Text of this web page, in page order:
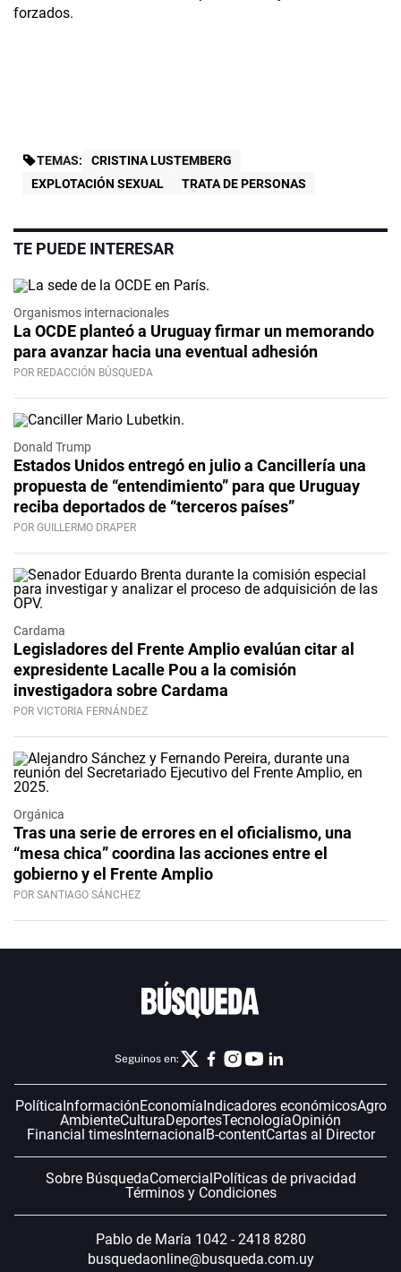
forzados.
TEMAS:
CRISTINA LUSTEMBERG
EXPLOTACIÓN SEXUAL
TRATA DE PERSONAS
TE PUEDE INTERESAR
Organismos internacionales
La OCDE planteó a Uruguay firmar un memorando
para avanzar hacia una eventual adhesión
POR REDACCIÓN BÚSQUEDA
Donald Trump
Estados Unidos entregó en julio a Cancillería una
propuesta de “entendimiento” para que Uruguay
reciba deportados de “terceros países”
POR GUILLERMO DRAPER
Cardama
Legisladores del Frente Amplio evalúan citar al
expresidente Lacalle Pou a la comisión
investigadora sobre Cardama
POR VICTORIA FERNÁNDEZ
Orgánica
Tras una serie de errores en el oficialismo, una
“mesa chica” coordina las acciones entre el
gobierno y el Frente Amplio
POR SANTIAGO SÁNCHEZ
Seguinos en:
PolíticaInformaciónEconomíaIndicadores económicosAgro
AmbienteCulturaDeportesTecnologíaOpinión
Financial timesInternacionalB-contentCartas al Director
Sobre BúsquedaComercialPolíticas de privacidad
Términos y Condiciones
Pablo de María 1042 - 2418 8280
busquedaonline@busqueda.com.uy